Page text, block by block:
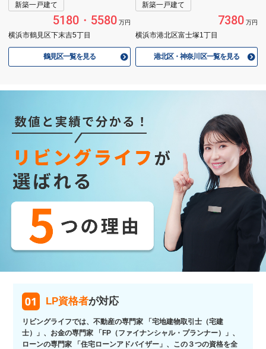
新築一戸建て
5180・5580万円
横浜市鶴見区下末吉5丁目
鶴見区一覧を見る
新築一戸建て
7380万円
横浜市港北区富士塚1丁目
港北区・神奈川区一覧を見る
LP資格者が対応
リビングライフでは、不動産の専門家 「宅地建物取引士（宅建
士）」、お金の専門家 「FP（ファイナンシャル・プランナー）」、
ローンの専門家 「住宅ローンアドバイザー」、この３つの資格を全